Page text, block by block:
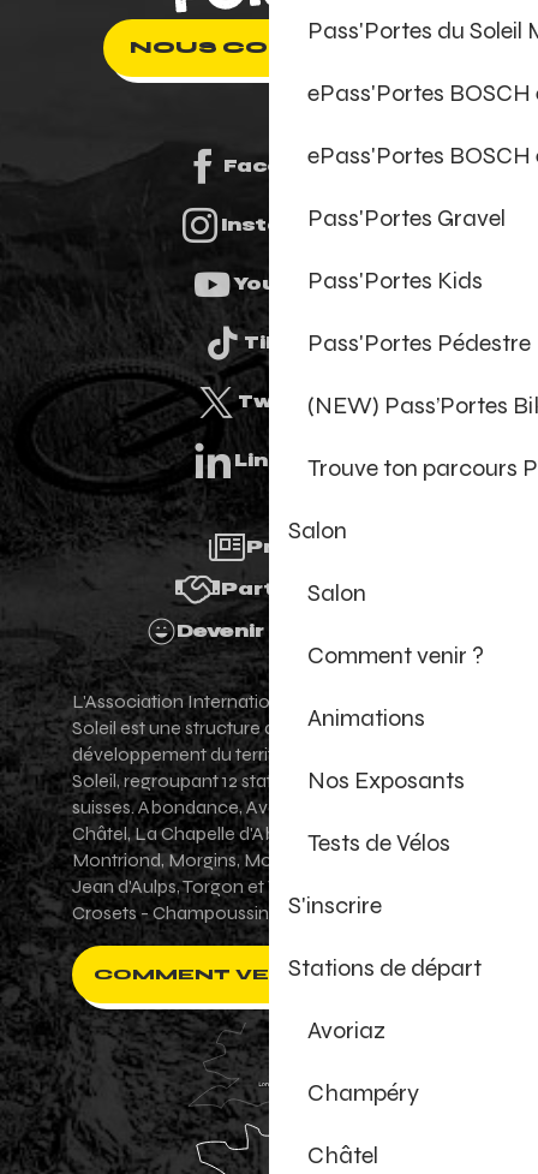
Pass'Portes du Soleil
ePass'Portes
ePass'Portes
Pass'Portes Gravel
Pass'Portes Kids
Pass'Portes Pédestre
(NEW) Pass’Portes
Trouve ton parcours
Salon
Salon
Comment venir ?
Animations
Nos Exposants
Tests de Vélos
S'inscrire
Stations de départ
Avoriaz
Champéry
Châtel
NOUS CONTACTER
Facebook
Instagram
Youtube
Tiktok
Twitter
Linkedin
Presse
Partenaires
Devenir Bénévole
L'Association Internationale des Portes du
Soleil est une structure de promotion et de
développement du territoire des Portes du
Soleil, regroupant 12 stations villages franco-
suisses. Abondance, Avoriaz 1800, Champéry,
Châtel, La Chapelle d'Abondance, Les Gets,
Montriond, Morgins, Morzine-Avoriaz, Saint-
Jean d'Aulps, Torgon et Val-d'Illiez - Les
Crosets - Champoussin.
COMMENT VENIR ?